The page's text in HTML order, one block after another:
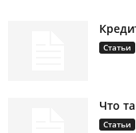
Статьи
Что
Статьи